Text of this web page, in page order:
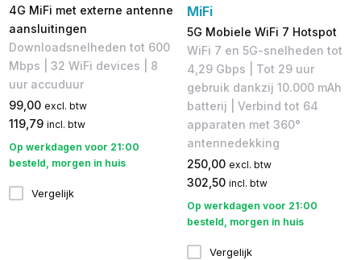
4G MiFi met externe antenne
aansluitingen
Downloadsnelheden tot 600
Mbps​ | 32 WiFi devices | 8
uur accuduur
99,00 excl. btw
119,79 incl. btw
Op werkdagen voor 21:00
besteld, morgen in huis
Vergelijk
MiFi
5G Mobiele WiFi 7 Hotspot
WiFi 7 en 5G-snelheden tot
4,29 Gbps | Tot 29 uur
gebruik dankzij 10.000 mAh
batterij | Verbind tot 64
apparaten met 360°
antennedekking
250,00 excl. btw
302,50 incl. btw
Op werkdagen voor 21:00
besteld, morgen in huis
Vergelijk